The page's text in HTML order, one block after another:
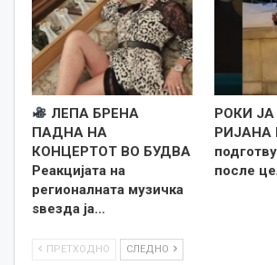
ЛЕПА БРЕНА
ПАДНА НА
КОНЦЕРТОТ ВО БУДВА
Реакцијата на
регионалната музичка
ѕвезда ја…
РОКИ
РИЈАНА
после
ПРЕТХОДНО СЛЕДНО